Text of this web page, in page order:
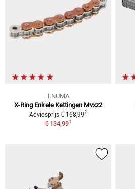
ENUMA
X-Ring Enkele Kettingen Mvxz2
Adviesprijs € 168,992
€ 134,991